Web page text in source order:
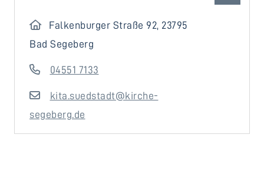
Falkenburger Straße 92, 23795
Bad Segeberg
04551 7133
kita.suedstadt@kirche-
segeberg.de